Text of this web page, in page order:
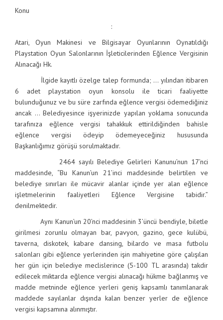
Konu
:
Atari, Oyun Makinesi ve Bilgisayar Oyunlarının Oynatıldığı
Playstation Oyun Salonlarının İşleticilerinden Eğlence Vergisinin
Alınacağı Hk.
İlgide kayıtlı özelge talep formunda; … yılından itibaren
6 adet playstation oyun konsolu ile ticari faaliyette
bulunduğunuz ve bu süre zarfında eğlence vergisi ödemediğiniz
ancak … Belediyesince işyerinizde yapılan yoklama sonucunda
tarafınıza eğlence vergisi tahakkuk ettirildiğinden bahisle
eğlence vergisi ödeyip ödemeyeceğiniz hususunda
Başkanlığımız görüşü sorulmaktadır.
2464 sayılı Belediye Gelirleri Kanunu’nun 17’nci
maddesinde, “Bu Kanun’un 21’inci maddesinde belirtilen ve
belediye sınırları ile mücavir alanlar içinde yer alan eğlence
işletmelerinin faaliyetleri Eğlence Vergisine tabidir.”
denilmektedir.
Aynı Kanun’un 20’nci maddesinin 3’üncü bendiyle, biletle
girilmesi zorunlu olmayan bar, pavyon, gazino, gece kulübü,
taverna, diskotek, kabare dansing, bilardo ve masa futbolu
salonları gibi eğlence yerlerinden işin mahiyetine göre çalışılan
her gün için belediye meclislerince (5-100 TL arasında) takdir
edilecek miktarda eğlence vergisi alınacağı hükme bağlanmış ve
madde metninde eğlence yerleri geniş kapsamlı tanımlanarak
maddede sayılanlar dışında kalan benzer yerler de eğlence
vergisi kapsamına alınmıştır.